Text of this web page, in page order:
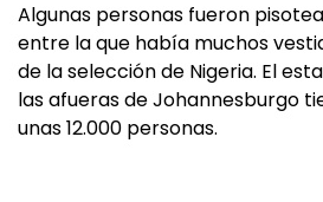
Algunas personas fueron
entre la que había muchos
de la selección de Nigeria. El
las afueras de Johannesburgo
unas 12.000 personas.